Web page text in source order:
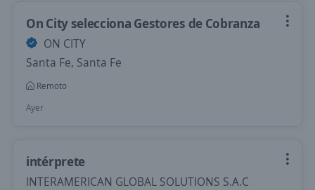
On City selecciona Gestores de Cobranza
ON CITY
Santa Fe, Santa Fe
Remoto
Ayer
intérprete
INTERAMERICAN GLOBAL SOLUTIONS S.A.C